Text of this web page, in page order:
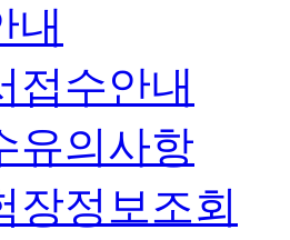
내
접수안내
유의사항
장정보조회